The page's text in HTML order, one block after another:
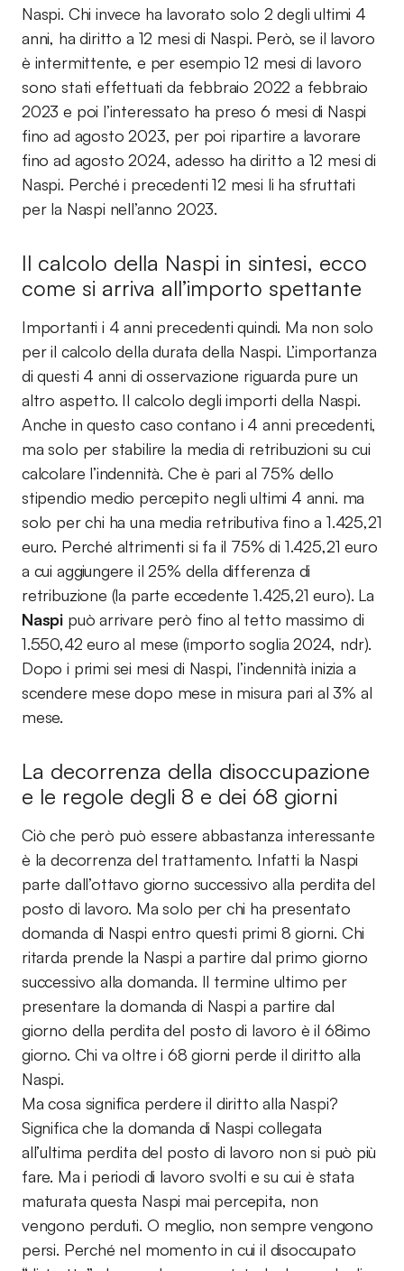
Naspi. Chi invece ha lavorato solo 2 degli ultimi 4
anni, ha diritto a 12 mesi di Naspi. Però, se il lavoro
è intermittente, e per esempio 12 mesi di lavoro
sono stati effettuati da febbraio 2022 a febbraio
2023 e poi l’interessato ha preso 6 mesi di Naspi
fino ad agosto 2023, per poi ripartire a lavorare
fino ad agosto 2024, adesso ha diritto a 12 mesi di
Naspi. Perché i precedenti 12 mesi li ha sfruttati
per la Naspi nell’anno 2023.
Il calcolo della Naspi in sintesi, ecco
come si arriva all’importo spettante
Importanti i 4 anni precedenti quindi. Ma non solo
per il calcolo della durata della Naspi. L’importanza
di questi 4 anni di osservazione riguarda pure un
altro aspetto. Il calcolo degli importi della Naspi.
Anche in questo caso contano i 4 anni precedenti,
ma solo per stabilire la media di retribuzioni su cui
calcolare l’indennità. Che è pari al 75% dello
stipendio medio percepito negli ultimi 4 anni. ma
solo per chi ha una media retributiva fino a 1.425,21
euro. Perché altrimenti si fa il 75% di 1.425,21 euro
a cui aggiungere il 25% della differenza di
retribuzione (la parte eccedente 1.425,21 euro). La
Naspi può arrivare però fino al tetto massimo di
1.550,42 euro al mese (importo soglia 2024, ndr).
Dopo i primi sei mesi di Naspi, l’indennità inizia a
scendere mese dopo mese in misura pari al 3% al
mese.
La decorrenza della disoccupazione
e le regole degli 8 e dei 68 giorni
Ciò che però può essere abbastanza interessante
è la decorrenza del trattamento. Infatti la Naspi
parte dall’ottavo giorno successivo alla perdita del
posto di lavoro. Ma solo per chi ha presentato
domanda di Naspi entro questi primi 8 giorni. Chi
ritarda prende la Naspi a partire dal primo giorno
successivo alla domanda. Il termine ultimo per
presentare la domanda di Naspi a partire dal
giorno della perdita del posto di lavoro è il 68imo
giorno. Chi va oltre i 68 giorni perde il diritto alla
Naspi.
Ma cosa significa perdere il diritto alla Naspi?
Significa che la domanda di Naspi collegata
all’ultima perdita del posto di lavoro non si può più
fare. Ma i periodi di lavoro svolti e su cui è stata
maturata questa Naspi mai percepita, non
vengono perduti. O meglio, non sempre vengono
persi. Perché nel momento in cui il disoccupato